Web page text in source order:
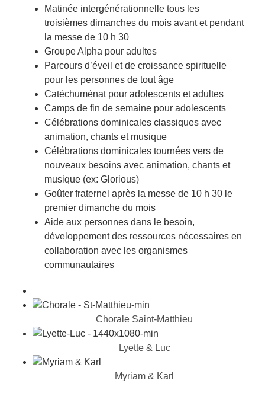
Matinée intergénérationnelle tous les
troisièmes dimanches du mois avant et pendant
la messe de 10 h 30
Groupe Alpha pour adultes
Parcours d’éveil et de croissance spirituelle
pour les personnes de tout âge
Catéchuménat pour adolescents et adultes
Camps de fin de semaine pour adolescents
Célébrations dominicales classiques avec
animation, chants et musique
Célébrations dominicales tournées vers de
nouveaux besoins avec animation, chants et
musique (ex: Glorious)
Goûter fraternel après la messe de 10 h 30 le
premier dimanche du mois
Aide aux personnes dans le besoin,
développement des ressources nécessaires en
collaboration avec les organismes
communautaires
Chorale Saint-Matthieu
Lyette & Luc
Myriam & Karl